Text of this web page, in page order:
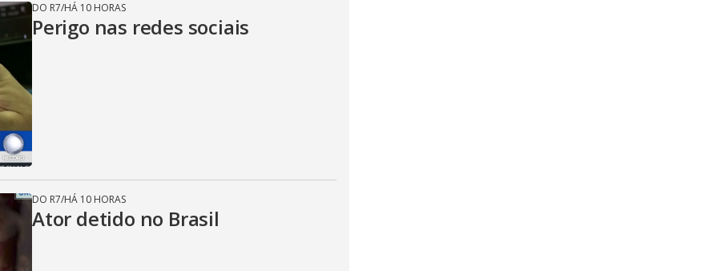
DO R7/HÁ 10 HORAS
Perigo nas redes sociais
DO R7/HÁ 10 HORAS
Ator detido no Brasil